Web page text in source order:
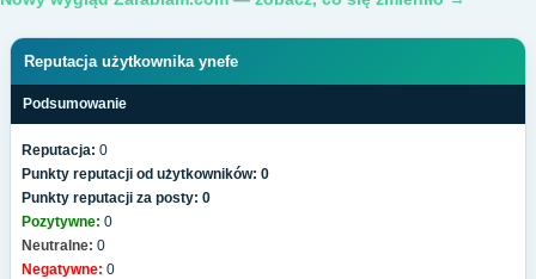
Reputacja użytkownika ynefe
Podsumowanie
Reputacja: 0
Punkty reputacji od użytkowników: 0
Punkty reputacji za posty: 0
Pozytywne: 0
Neutralne: 0
Negatywne: 0